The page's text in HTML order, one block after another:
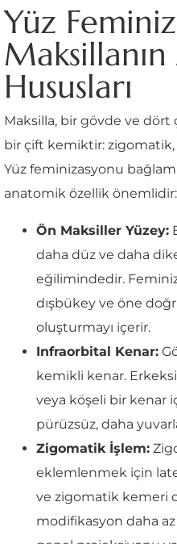
Yüz
Hususları
Maksilla, bir gövde ve dört
bir çift kemiktir: zigomatik,
Yüz feminizasyonu
anatomik özellik önemlidir:
Ön Maksiller Yüzey:
daha düz ve daha
eğilimindedir.
dışbükey ve öne
oluşturmayı içerir.
Infraorbital Kenar:
kemikli kenar.
veya köşeli bir kenar
pürüzsüz, daha
Zigomatik İşlem:
eklemlenmek için
ve zigomatik kemeri
modifikasyon daha az